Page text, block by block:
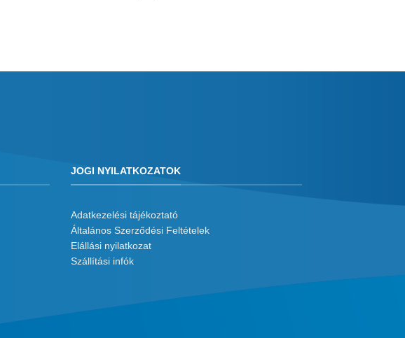
JOGI NYILATKOZATOK
Adatkezelési tájékoztató
Általános Szerződési Feltételek
Elállási nyilatkozat
Szállítási infók